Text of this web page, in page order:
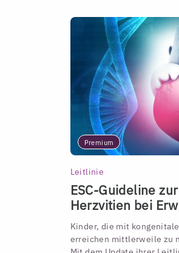
Premium
Leitlinie
ESC-Guideline
Herzvitien bei
Kinder, die mit
erreichen mittlerweile zu